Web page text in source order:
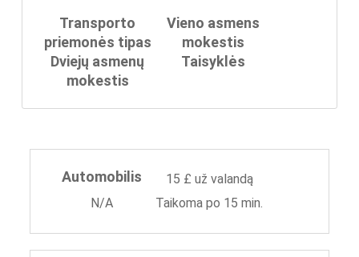
Transporto
priemonės tipas
Vieno asmens
mokestis
Dviejų asmenų
mokestis
Taisyklės
Automobilis
15 £ už valandą
N/A
Taikoma po 15 min.